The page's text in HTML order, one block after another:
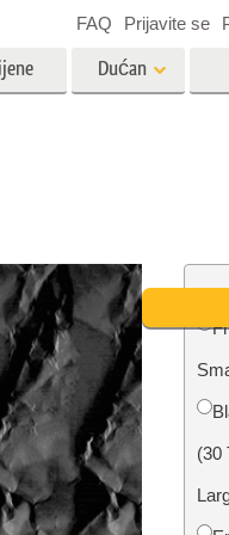
Obnova fotografija
Dućan
FAQ Prijavite se
(30